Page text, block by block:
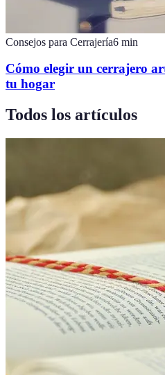
Consejos para Cerrajería6 min
Cómo elegir un cerrajero
tu hogar
Todos los artículos